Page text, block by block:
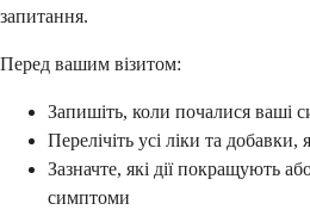
запитання.
Перед вашим візитом:
Запишіть, коли почалися ваші
Перелічіть усі ліки та добавки,
Зазначте, які дії покращують
симптоми